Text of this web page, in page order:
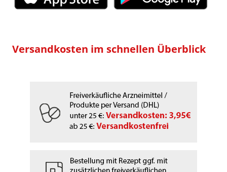
Versandkosten im schnellen Überblick